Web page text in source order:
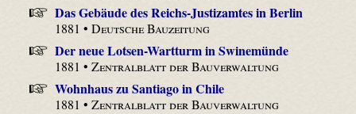
Das Gebäude des Reichs-Justizamtes in Berlin
1881 •Deutsche Bauzeitung
Der neue Lotsen-Wartturm in Swinemünde
1881 •Zentralblatt der Bauverwaltung
Wohnhaus zu Santiago in Chile
1881 •Zentralblatt der Bauverwaltung